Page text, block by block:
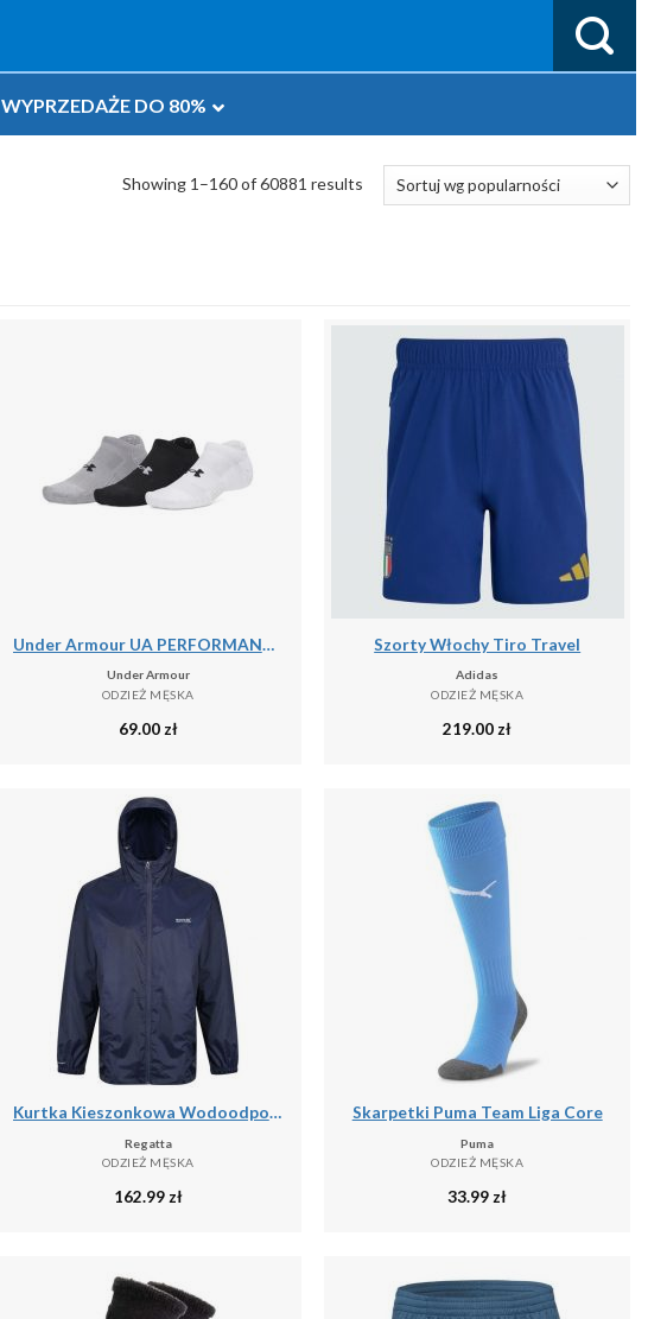
WYPRZEDAŻE DO 80%
Showing 1–160 of 60881 results
Under Armour UA PERFORMANCE COTTON 3PK NS Skarpetki unisex
Under Armour
ODZIEŻ MĘSKA
69.00 zł
Szorty Włochy Tiro Travel
Adidas
ODZIEŻ MĘSKA
219.00 zł
Kurtka Kieszonkowa Wodoodporna Męska + Worek Pack It III
Regatta
ODZIEŻ MĘSKA
162.99 zł
Skarpetki Puma Team Liga Core
Puma
ODZIEŻ MĘSKA
33.99 zł